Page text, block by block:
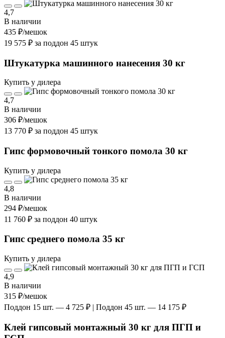
4,7
В наличии
435 ₽/мешок
19 575 ₽ за поддон 45 штук
Штукатурка машинного нанесения 30 кг
Купить у дилера
4,7
В наличии
306 ₽/мешок
13 770 ₽ за поддон 45 штук
Гипс формовочный тонкого помола 30 кг
Купить у дилера
4,8
В наличии
294 ₽/мешок
11 760 ₽ за поддон 40 штук
Гипс среднего помола 35 кг
Купить у дилера
4,9
В наличии
315 ₽/мешок
Поддон 15 шт. — 4 725 ₽ | Поддон 45 шт. — 14 175 ₽
Клей гипсовый монтажный 30 кг для ПГП и